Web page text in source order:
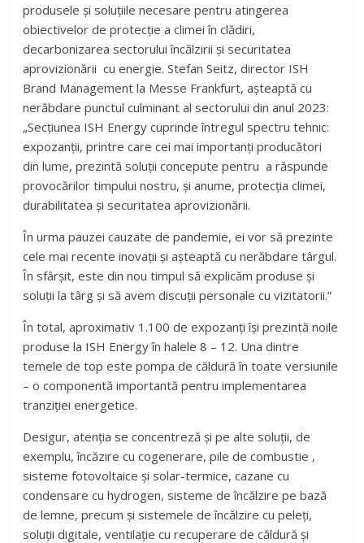
produsele și soluțiile necesare pentru atingerea
obiectivelor de protecție a climei în clădiri,
decarbonizarea sectorului încălzirii și securitatea
aprovizionării cu energie. Stefan Seitz, director ISH
Brand Management la Messe Frankfurt, așteaptă cu
nerăbdare punctul culminant al sectorului din anul 2023:
„Secțiunea ISH Energy cuprinde întregul spectru tehnic:
expozanții, printre care cei mai importanți producători
din lume, prezintă soluții concepute pentru a răspunde
provocărilor timpului nostru, și anume, protecția climei,
durabilitatea și securitatea aprovizionării.
În urma pauzei cauzate de pandemie, ei vor să prezinte
cele mai recente inovații și așteaptă cu nerăbdare târgul.
În sfârșit, este din nou timpul să explicăm produse și
soluții la târg și să avem discuții personale cu vizitatorii.”
În total, aproximativ 1.100 de expozanți își prezintă noile
produse la ISH Energy în halele 8 – 12. Una dintre
temele de top este pompa de căldură în toate versiunile
– o componentă importantă pentru implementarea
tranziției energetice.
Desigur, atenția se concentreză și pe alte soluții, de
exemplu, încăzire cu cogenerare, pile de combustie ,
sisteme fotovoltaice și solar-termice, cazane cu
condensare cu hydrogen, sisteme de încălzire pe bază
de lemne, precum și sistemele de încălzire cu peleți,
soluții digitale, ventilație cu recuperare de căldură și